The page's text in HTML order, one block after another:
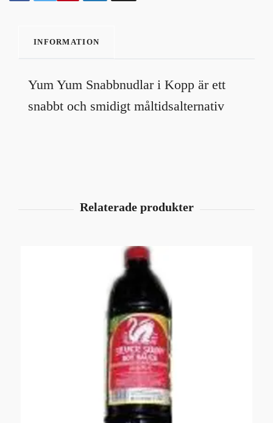
INFORMATION
Yum Yum Snabbnudlar i Kopp är ett
snabbt och smidigt måltidsalternativ